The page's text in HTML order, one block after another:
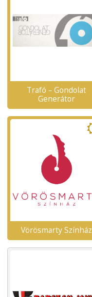
Trafó – Gondolat
Generátor
Vörösmarty Színház